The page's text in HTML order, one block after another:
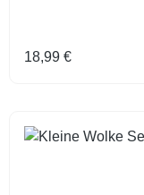
Regulärer Preis:
18,99 €